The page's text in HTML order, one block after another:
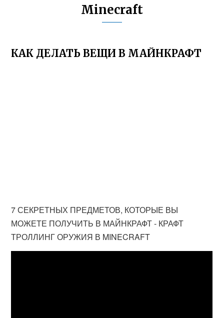
Minecraft
КАК ДЕЛАТЬ ВЕЩИ В МАЙНКРАФТ
7 СЕКРЕТНЫХ ПРЕДМЕТОВ, КОТОРЫЕ ВЫ
МОЖЕТЕ ПОЛУЧИТЬ В МАЙНКРАФТ - КРАФТ
ТРОЛЛИНГ ОРУЖИЯ В MINECRAFT